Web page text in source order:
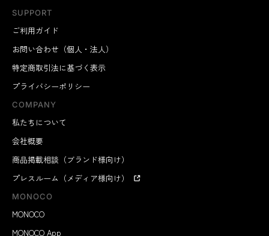
SUPPORT
ご利用ガイド
お問い合わせ（個人・法人）
特定商取引法に基づく表示
プライバシーポリシー
COMPANY
私たちについて
会社概要
商品掲載相談（ブランド様向け）
プレスルーム（メディア様向け）
MONOCO
MONOCO
MONOCO App